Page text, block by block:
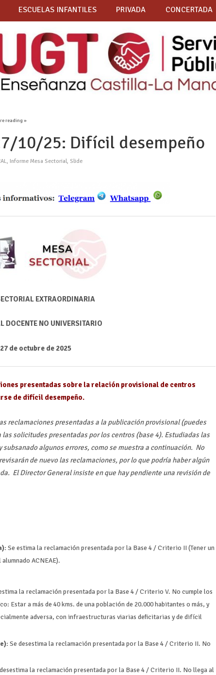
ESCUELAS INFANTILES PRIVADA CONCERTADA
reading »
10/25: Difícil desempeño
, Informe Mesa Sectorial, Slide
EXTRAORDINARIA
DOCENTE NO UNIVERSITARIO
27 de octubre de 2025
presentadas sobre la relación provisional de centros
de difícil desempeño.
reclamaciones presentadas a la publicación provisional (puedes
solicitudes presentadas por los centros (base 4). Estudiadas las
algunos errores, como se muestra a continuación. No
de nuevo las reclamaciones, por lo que podría haber algún
El Director General insiste en que hay pendiente una revisión de
Se estima la reclamación presentada por la Base 4 / Criterio II (Tener un
ACNEAE).
la reclamación presentada por la Base 4 / Criterio V. No cumple los
Estar a más de 40 kms. de una población de 20.000 habitantes o más, y
adversa, con infraestructuras viarias deficitarias y de difícil
Se desestima la reclamación presentada por la Base 4 / Criterio II. No
la reclamación presentada por la Base 4 / Criterio II. No llega al